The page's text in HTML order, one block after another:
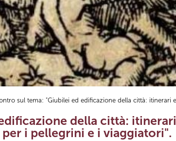
sul tema: "Giubilei ed edificazione della città: itinerari
della città:
i pellegrini e i viaggiatori".